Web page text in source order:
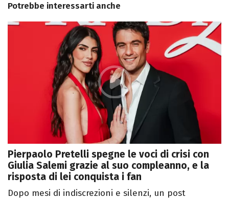
Potrebbe interessarti anche
Pierpaolo Pretelli spegne le voci di crisi con
Giulia Salemi grazie al suo compleanno, e la
risposta di lei conquista i fan
Dopo mesi di indiscrezioni e silenzi, un post